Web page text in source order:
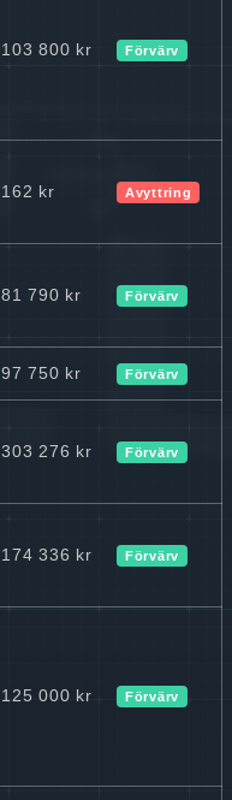
103 800 kr Förvärv
162 kr Avyttring
81 790 kr Förvärv
97 750 kr Förvärv
303 276 kr Förvärv
174 336 kr Förvärv
125 000 kr Förvärv